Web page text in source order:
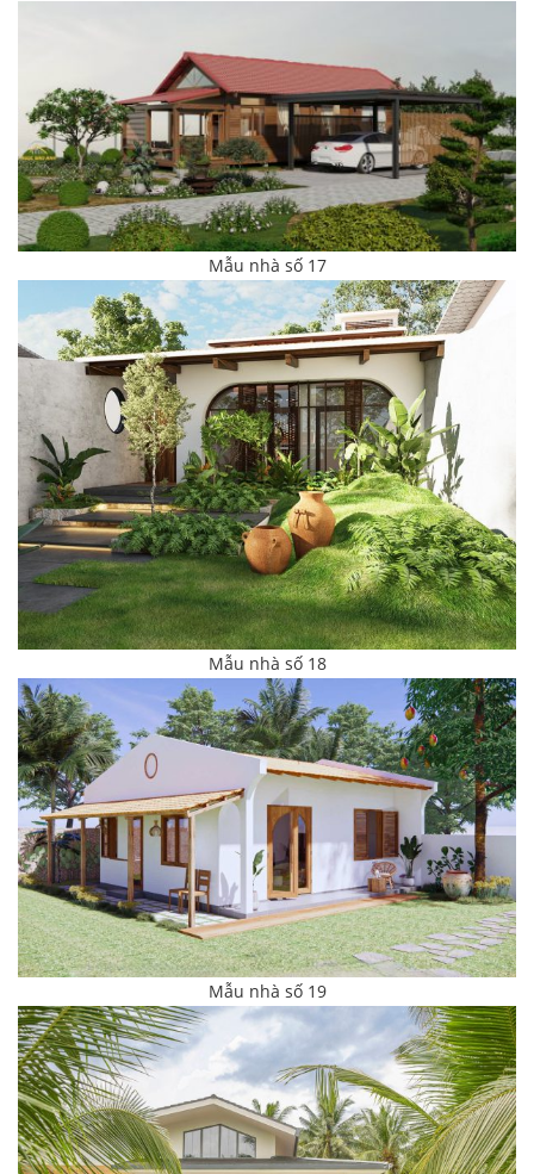
Mẫu nhà số 17
Mẫu nhà số 18
Mẫu nhà số 19